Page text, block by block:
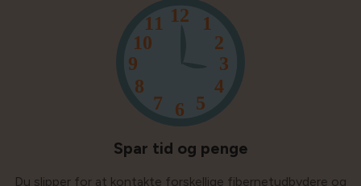
Spar tid og penge